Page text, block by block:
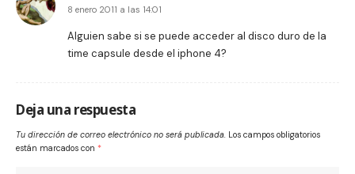
8 enero 2011 a las 14:01
Alguien sabe si se puede acceder al disco duro de la
time capsule desde el iphone 4?
Deja una respuesta
Tu dirección de correo electrónico no será publicada. Los campos obligatorios
están marcados con *